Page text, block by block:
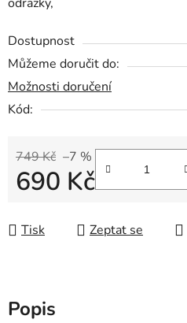
Dostupnost
Můžeme doručit do:
Možnosti doručení
Kód:
749 Kč –7 %
690 Kč
Tisk Zeptat se
Popis